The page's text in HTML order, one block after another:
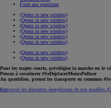
Foire aux questions
(Opens in new window)
(Opens in new window)
(Opens in new window)
(Opens in new window)
(Opens in new window)
(Opens in new window)
(Opens in new window)
(Opens in new window)
Pour les trajets courts, privilégiez la marche ou le
Pensez à covoiturer #SeDéplacerMoinsPolluer
Au quotidien, prenez les transports en commun
Retrouvez les étiquettes énergétiques de nos modèles